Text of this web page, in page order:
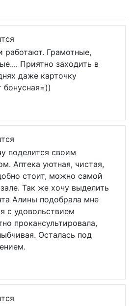
работают. Грамотные,
Приятно заходить в
даже карточку
бонусная=))
поделится своим
Аптека уютная, чистая,
стоит, можно самой
Так же хочу выделить
Алины подобрала мне
с удовольствием
прокансультировала,
Осталась под